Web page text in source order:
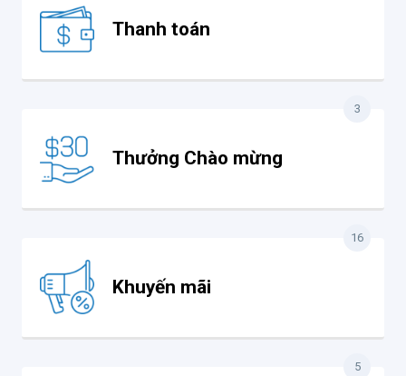
Thanh toán
Thưởng Chào mừng
3
Khuyến mãi
16
5